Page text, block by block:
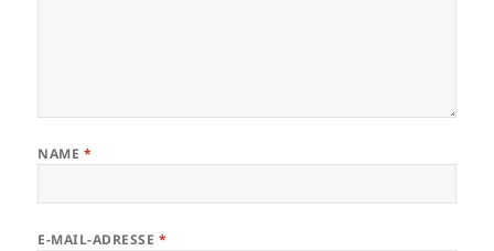
NAME *
E-MAIL-ADRESSE *